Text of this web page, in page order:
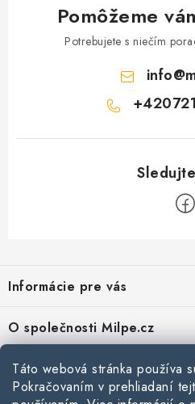
Táto webová stránka používa
Pokračovaním v prehliadaní
Pomôžeme
Potrebujete s niečím
info@
p
ä
t
Informácie pre vás
Reklamace a vrácení zboží
Zásady používania súborov cookie
Podmínky ochrany osobních údajů
O společnosti Milpe.cz
Často sa nás pýtate
O spoločnosti Milpe
Kontakty
Kontaktné informácie